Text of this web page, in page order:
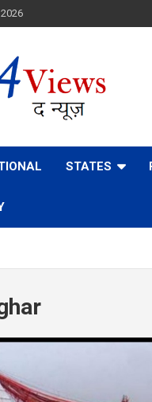
STATES